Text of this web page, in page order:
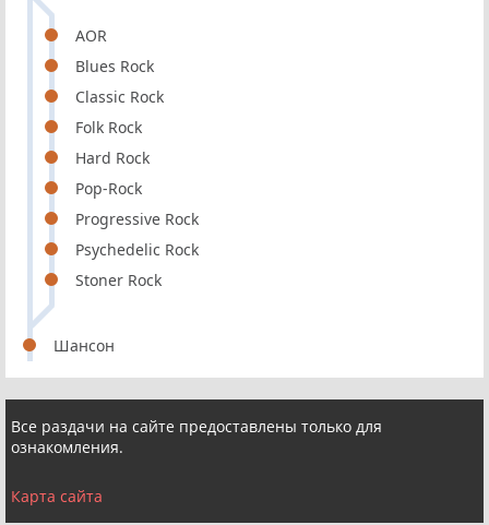
AOR
Blues Rock
Classic Rock
Folk Rock
Hard Rock
Pop-Rock
Progressive Rock
Psychedelic Rock
Stoner Rock
Шансон
Все раздачи на сайте предоставлены только для
ознакомления.
Карта сайта